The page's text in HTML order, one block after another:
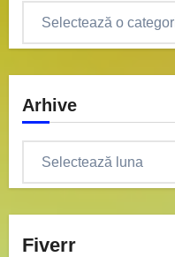
Arhive
Fiverr